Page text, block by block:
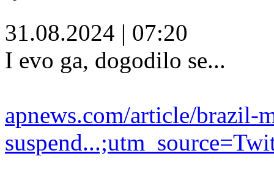
31.08.2024 | 07:20
I evo ga, dogodilo se...
apnews.com/article/brazil-